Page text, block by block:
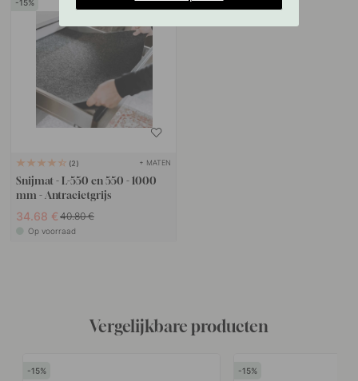
15
2 + MATEN
Snijmat - L-550 en 550 - 1000
mm - Antracietgrijs
34.68 € 40.80 €
Op voorraad
Vergelijkbare producten
15 15